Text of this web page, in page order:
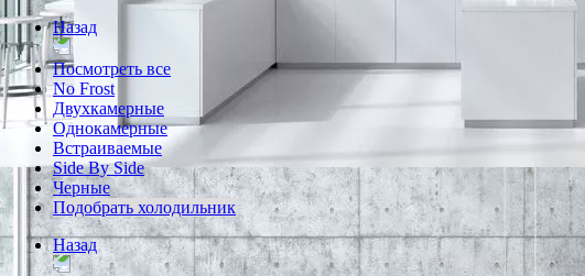
Назад
Посмотреть все
No Frost
Двухкамерные
Однокамерные
Встраиваемые
Side By Side
Черные
Подобрать холодильник
Назад